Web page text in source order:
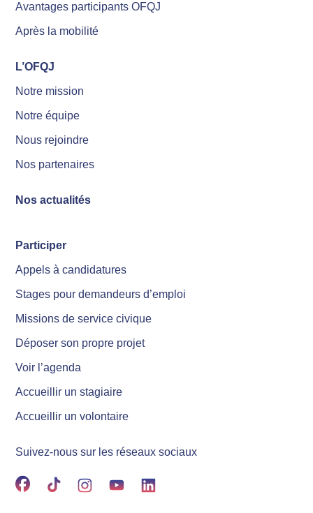
Avantages participants OFQJ
Après la mobilité
L’OFQJ
Notre mission
Notre équipe
Nous rejoindre
Nos partenaires
Nos actualités
Participer
Appels à candidatures
Stages pour demandeurs d’emploi
Missions de service civique
Déposer son propre projet
Voir l’agenda
Accueillir un stagiaire
Accueillir un volontaire
Suivez-nous sur les réseaux sociaux